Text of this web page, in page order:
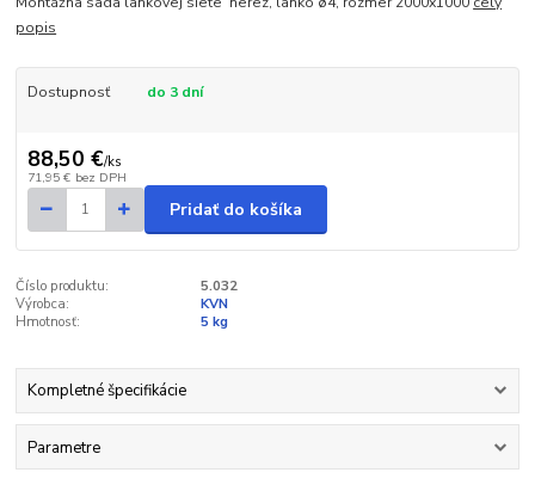
popis
Dostupnosť do 3 dní
88,50 €/ks
71,95 € bez DPH
Pridať do košíka
Číslo produktu:
5.032
Výrobca:
KVN
Hmotnosť:
5 kg
Kompletné špecifikácie
Parametre